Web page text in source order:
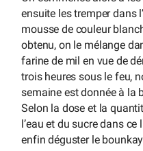
ensuite les tremper dans
mousse de couleur
obtenu, on le mélange
farine de mil en vue de
trois heures sous le feu,
semaine est donnée à la
Selon la dose et la
l’eau et du sucre dans
enfin déguster le